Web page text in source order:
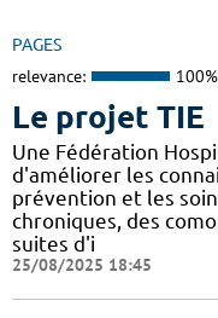
PAGES
relevance: 100%
Le projet TIE
Une Fédération
d'améliorer les
prévention et les
chroniques, des
suites d'i
25/08/2025 18:45